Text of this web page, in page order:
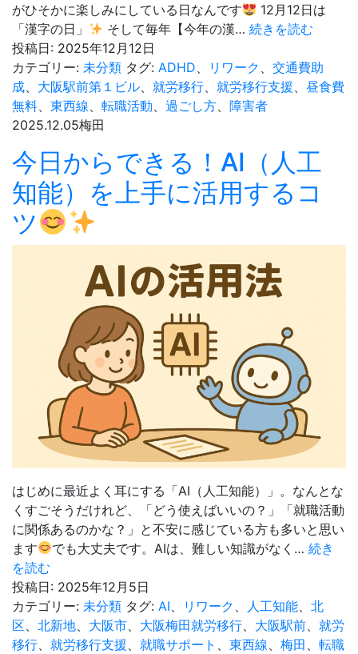
がひそかに楽しみにしている日なんです
12月12日は
「漢字の日」
そして毎年【今年の漢…続きを読む
は
漢
分
け
に
投稿日: 2025年12月12日
カテゴリー: 未分類 タグ: ADHD、 リワーク 、 交通費助
成、 大阪駅前第１ビル、 就労移行、 就労移行支援、 昼食費
無料、 東西線、 転職活動、 過ごし方、 障害者
2025.12.05梅田
今日からできる！AI（人工
知能）を上手に活用するコ
ツ
はじめに最近よく耳にする「AI（人工知能）」。なんとな
くすごそうだけれど、「どう使えばいいの？」「就職活動
に関係あるのかな？」と不安に感じている方も多いと思い
ます
でも大丈夫です。AIは、難しい知識がなく…続き
を読む
日
か
ら
で
投稿日: 2025年12月5日
カテゴリー: 未分類 タグ: AI リワーク 人工知能
北
区
北新地 大阪市 大阪梅田就労移行 大阪駅前
就労
移行
就労移行支援 就職サポート 東西線 梅田
転職